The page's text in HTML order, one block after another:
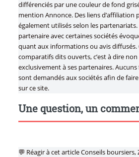
différenciés par une couleur de fond
mention Annonce. Des liens d’affiliation
également utilisés selon les partenariats.
partenaire avec certaines sociétés
quant aux informations ou avis diffusés.
comparatifs dits ouverts, c’est à dire non
exclusivement à ses partenaires. Aucuns
sont demandés aux sociétés afin de
sur ce site.
Une question, un
💬 Réagir à cet article Conseils boursiers,